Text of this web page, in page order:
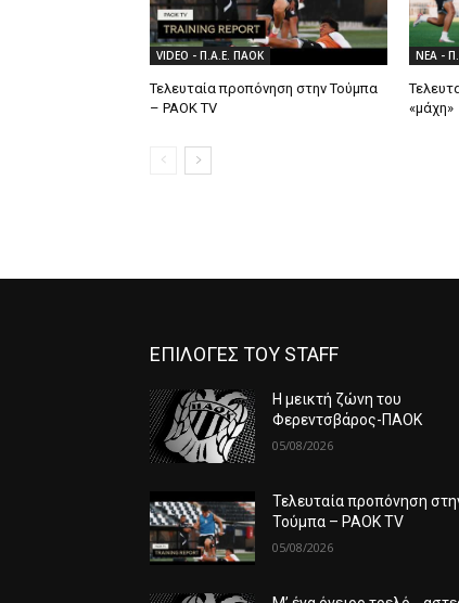
VIDEO - Π.Α.Ε. ΠΑΟΚ
Τελευταία προπόνηση στην Τούμπα
– PAOK TV
ΝΕΑ -
«μάχη»
ΕΠΙΛΟΓΕΣ ΤΟΥ STAFF
Η μεικτή ζώνη του
Φερεντσβάρος-ΠΑΟΚ
05/08/2026
Τελευταία προπόνηση
Τούμπα – PAOK TV
05/08/2026